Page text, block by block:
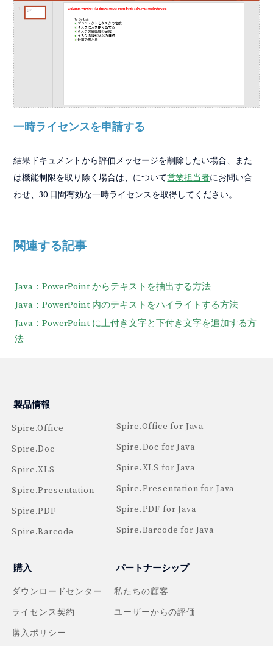
一時ライセンスを申請する
結果ドキュメントから評価メッセージを削除したい場合、また
は機能制限を取り除く場合は、について営業担当者にお問い合
わせ、30 日間有効な一時ライセンスを取得してください。
関連する記事
Java：PowerPoint からテキストを抽出する方法
Java：PowerPoint 内のテキストをハイライトする方法
Java：PowerPoint に上付き文字と下付き文字を追加する方
法
製品情報
Spire.Office
Spire.Doc
Spire.XLS
Spire.Presentation
Spire.PDF
Spire.Barcode
Spire.Office for Java
Spire.Doc for Java
Spire.XLS for Java
Spire.Presentation for Java
Spire.PDF for Java
Spire.Barcode for Java
購入
ダウンロードセンター
ライセンス契約
購入ポリシー
パートナーシップ
私たちの顧客
ユーザーからの評価